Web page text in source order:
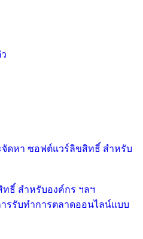
ธิ์ สำหรับองค์กร ฯลฯ